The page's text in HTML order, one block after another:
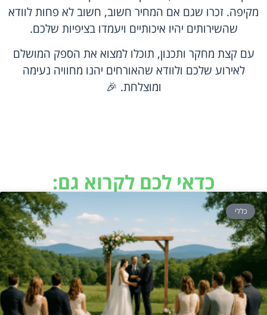
מקיפה. זכרו שגם אם המחיר חשוב, חשוב לא פחות לוודא
שהשירותים יהיו איכותיים ויעמדו בציפיות שלכם.
עם קצת מחקר ותכנון, תוכלו למצוא את הספק המושלם
לאירוע שלכם ולוודא שהאורחים יהנו מחוויה נעימה
ומוצלחת. 🎉
כדאי לכם לקרוא גם:
כללי